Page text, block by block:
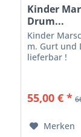
Kinder
Drum...
Kinder
m. Gurt und
lieferbar !
55,00 € *
Merken